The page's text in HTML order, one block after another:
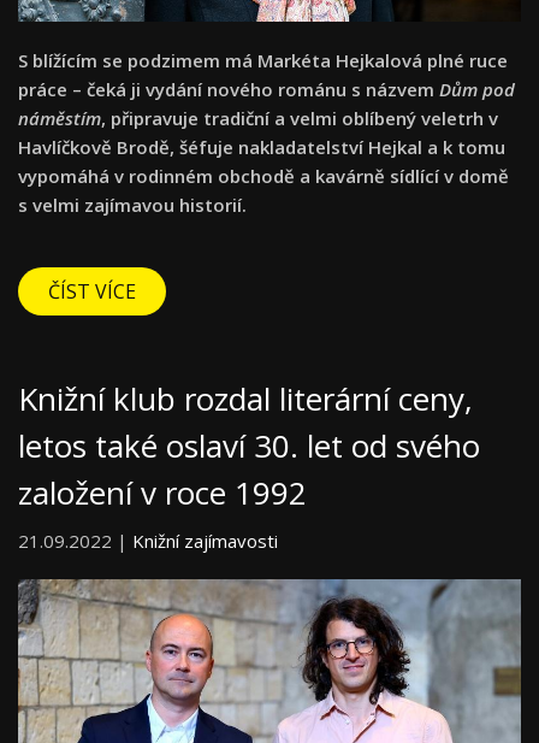
S blížícím se podzimem má Markéta Hejkalová plné ruce
práce – čeká ji vydání nového románu s názvem Dům pod
náměstím, připravuje tradiční a velmi oblíbený veletrh v
Havlíčkově Brodě, šéfuje nakladatelství Hejkal a k tomu
vypomáhá v rodinném obchodě a kavárně sídlící v domě
s velmi zajímavou historií.
ČÍST VÍCE
Knižní klub rozdal literární ceny,
letos také oslaví 30. let od svého
založení v roce 1992
21.09.2022 | Knižní zajímavosti